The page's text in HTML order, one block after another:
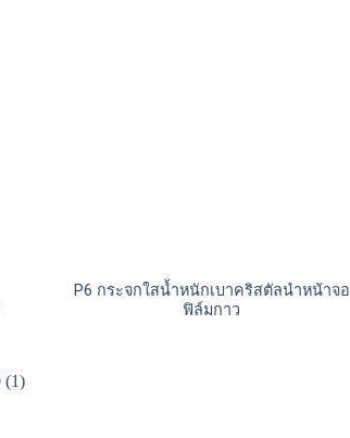
P6 กระจกใสน้ำหนักเบาคริสตัลนำหน้าจอ
ฟิล์มกาว